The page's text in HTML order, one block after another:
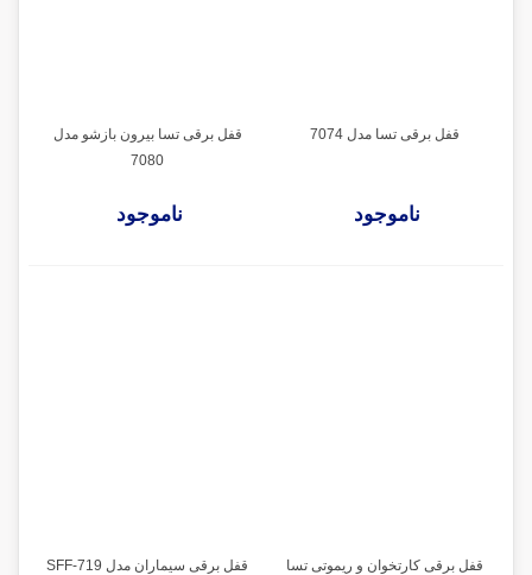
قفل برقی تسا مدل 7074
ناموجود
قفل برقی تسا بیرون بازشو مدل
7080
ناموجود
قفل برقی کارتخوان و ریموتی تسا قفل برقی سیماران مدل SFF-719